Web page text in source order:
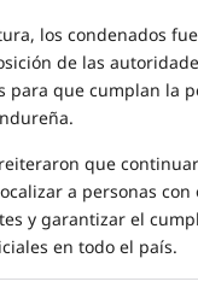
los condenados
de las
para que cumplan la
que
a personas con
y garantizar el
en todo el país.